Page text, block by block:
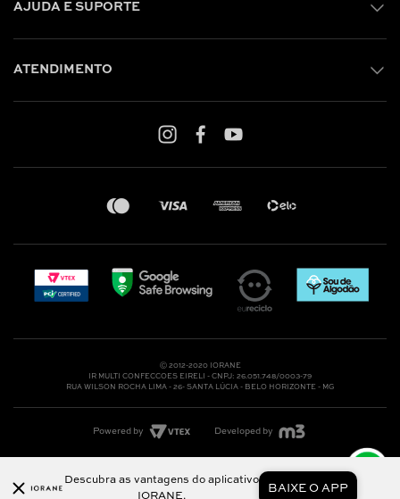
AJUDA E SUPORTE
ATENDIMENTO
Whatsapp: (31) 97219-6604
Nossas Lojas
Ⓒ 2012-2020 IORANE
IR MULTI CONFECCOES EIRELI - CNPJ: 26.051.748/0003-79
RUA WILSON ROCHA LIMA - 26- SANTA LÚCIA - BELO HORIZONTE - MG
Powered by Developed by
Descubra as vantagens do aplicativo
IORANE.
BAIXE O APP